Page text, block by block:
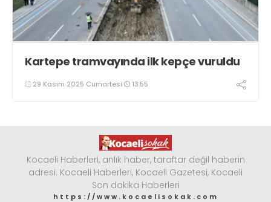
Kartepe tramvayında ilk kepçe vuruldu
29 Kasım 2025 Cumartesi 13:55
Kocaeli Haberleri, anlık haber, taraftar değil haberin
adresi. Kocaeli Haberleri, Kocaeli Gazetesi, Kocaeli
Son dakika Haberleri
https://www.kocaelisokak.com